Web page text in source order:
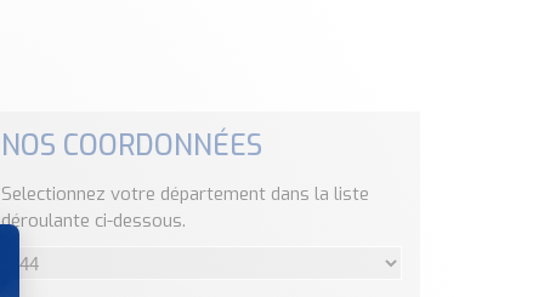
NOS COORDONNÉES
Selectionnez votre département dans la liste
déroulante ci-dessous.